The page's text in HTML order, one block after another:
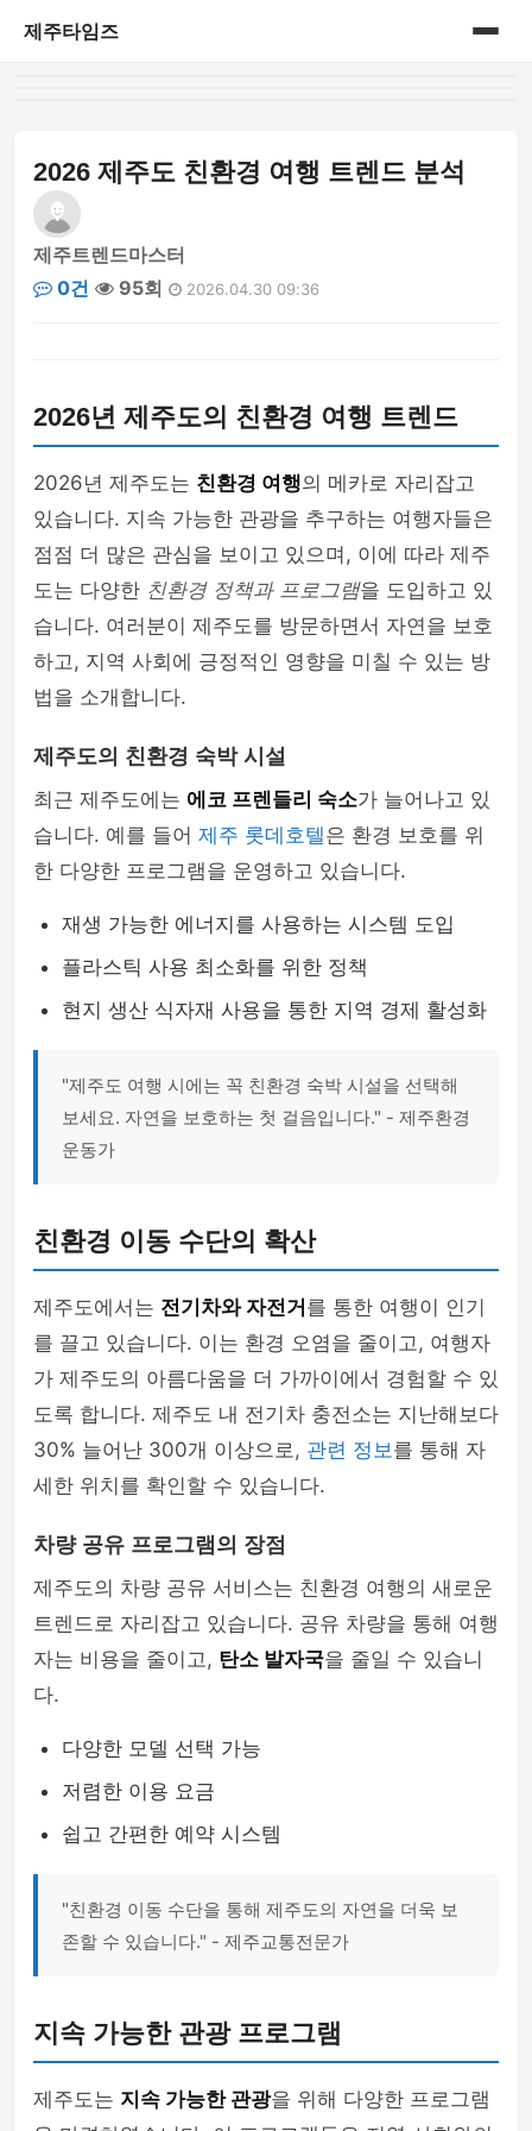
제주타임즈
2026 제주도 친환경 여행 트렌드 분석
제주트렌드마스터
0건
95회 2026.04.30 09:36
2026년 제주도의 친환경 여행 트렌드
2026년 제주도는 친환경 여행의 메카로 자리잡고
있습니다. 지속 가능한 관광을 추구하는 여행자들은
점점 더 많은 관심을 보이고 있으며, 이에 따라 제주
도는 다양한 친환경 정책과 프로그램을 도입하고 있
습니다. 여러분이 제주도를 방문하면서 자연을 보호
하고, 지역 사회에 긍정적인 영향을 미칠 수 있는 방
법을 소개합니다.
제주도의 친환경 숙박 시설
최근 제주도에는 에코 프렌들리 숙소가 늘어나고 있
습니다. 예를 들어 제주 롯데호텔은 환경 보호를 위
한 다양한 프로그램을 운영하고 있습니다.
재생 가능한 에너지를 사용하는 시스템 도입
플라스틱 사용 최소화를 위한 정책
현지 생산 식자재 사용을 통한 지역 경제 활성화
"제주도 여행 시에는 꼭 친환경 숙박 시설을 선택해
보세요. 자연을 보호하는 첫 걸음입니다." - 제주환경
운동가
친환경 이동 수단의 확산
제주도에서는 전기차와 자전거 를 통한 여행이 인기
를 끌고 있습니다. 이는 환경 오염을 줄이고, 여행자
가 제주도의 아름다움을 더 가까이에서 경험할 수 있
도록 합니다. 제주도 내 전기차 충전소는 지난해보다
30% 늘어난 300개 이상으로, 관련 정보를 통해 자
세한 위치를 확인할 수 있습니다.
차량 공유 프로그램의 장점
제주도의 차량 공유 서비스는 친환경 여행의 새로운
트렌드로 자리잡고 있습니다. 공유 차량을 통해 여행
자는 비용을 줄이고, 탄소 발자국을 줄일 수 있습니
다.
다양한 모델 선택 가능
저렴한 이용 요금
쉽고 간편한 예약 시스템
"친환경 이동 수단을 통해 제주도의 자연을 더욱 보
존할 수 있습니다." - 제주교통전문가
지속 가능한 관광 프로그램
제주도는 지속 가능한 관광을 위해 다양한 프로그램